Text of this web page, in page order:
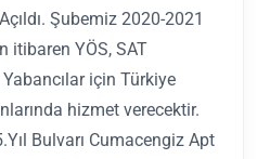
Şubemiz 2020-2021
itibaren YÖS, SAT
Yabancılar için Türkiye
hizmet verecektir.
Bulvarı Cumacengiz Apt